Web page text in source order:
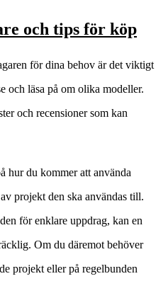
och tips för köp
för dina behov är det viktigt
och läsa på om olika modeller.
och recensioner som kan
hur du kommer att använda
projekt den ska användas till.
för enklare uppdrag, kan en
Om du däremot behöver
projekt eller på regelbunden